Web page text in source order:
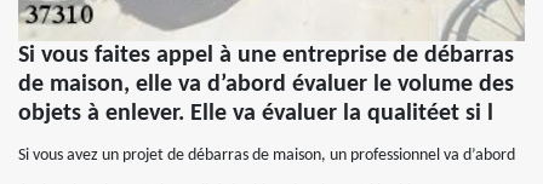
Si vous faites appel à une entreprise de débarras
de maison, elle va d’abord évaluer le volume des
objets à enlever. Elle va évaluer la qualitéet si l
Si vous avez un projet de débarras de maison, un professionnel va d’abord